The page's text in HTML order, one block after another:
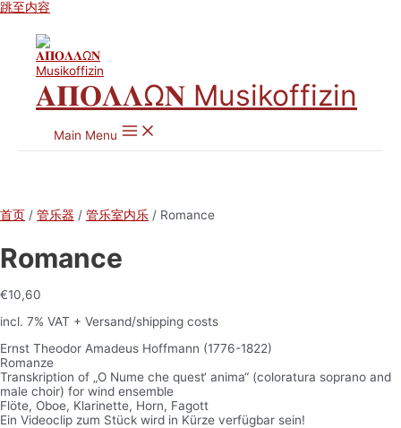
跳至内容
𝚨𝚷𝚶𝚲𝚲Ω𝚴 Musikoffizin
Main Menu
首页 / 管乐器 / 管乐室内乐 / Romance
Romance
€10,60
incl. 7% VAT + Versand/shipping costs
Ernst Theodor Amadeus Hoffmann (1776-1822)
Romanze
Transkription of „O Nume che quest‘ anima“ (coloratura soprano and
male choir) for wind ensemble
Flöte, Oboe, Klarinette, Horn, Fagott
Ein Videoclip zum Stück wird in Kürze verfügbar sein!